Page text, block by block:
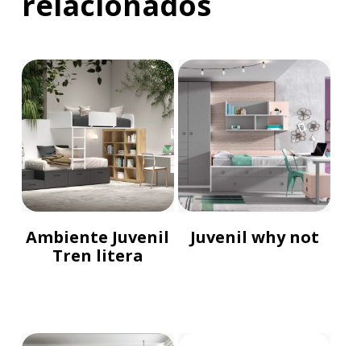
Ambiente Juvenil
Tren litera
Juvenil why not